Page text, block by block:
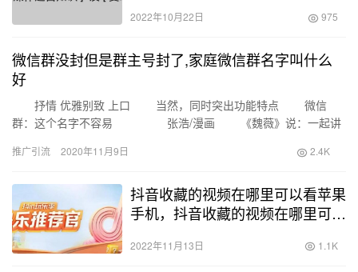
2022年10月22日 975
微信群没封但是群主号封了,家庭微信群名字叫什么
好
抒情 优雅别致 上口 当然，同时突出功能特点 微信
群：这个名字不容易 张浩/漫画 《魏薇》说：一起讲
推广引流 2020年11月9日 2.4K
抖音收藏的视频在哪里可以看苹果
手机，抖音收藏的视频在哪里可以
2022年11月13日 1.1K